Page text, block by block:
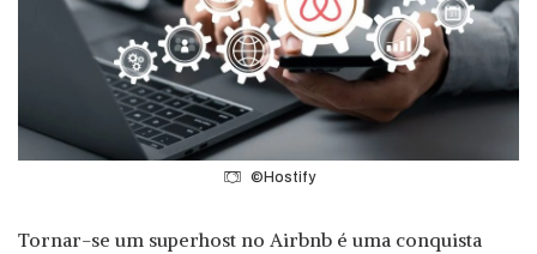
©Hostify
Tornar-se um superhost no Airbnb é uma conquista